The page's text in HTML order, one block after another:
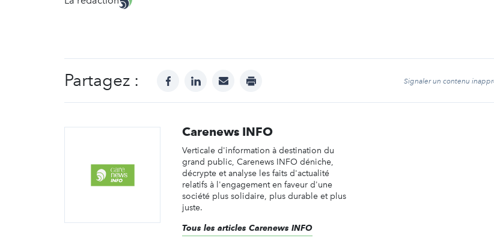
Partagez : facebooklinkedinmail print Signaler un contenu
Carenews INFO
Verticale d'information à destination du
grand public, Carenews INFO déniche,
décrypte et analyse les faits d'actualité
relatifs à l'engagement en faveur d'une
société plus solidaire, plus durable et plus
juste.
Tous les articles Carenews INFO